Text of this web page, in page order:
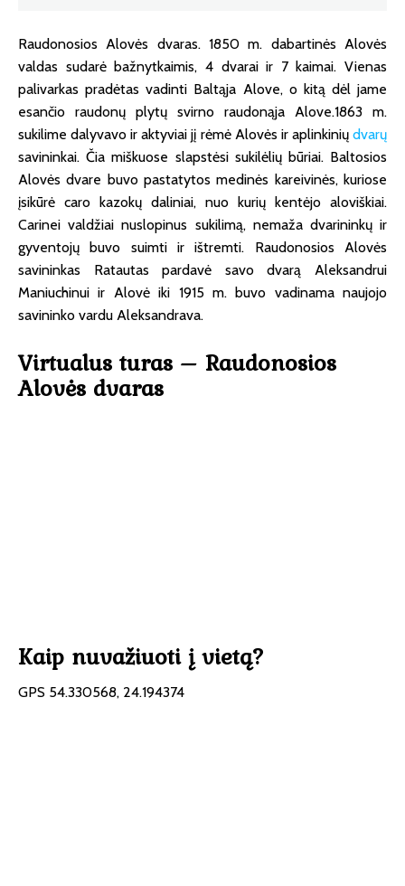
Raudonosios Alovės dvaras. 1850 m. dabartinės Alovės
valdas sudarė bažnytkaimis, 4 dvarai ir 7 kaimai. Vienas
palivarkas pradėtas vadinti Baltąja Alove, o kitą dėl jame
esančio raudonų plytų svirno raudonąja Alove.1863 m.
sukilime dalyvavo ir aktyviai jį rėmė Alovės ir aplinkinių dvarų
savininkai. Čia miškuose slapstėsi sukilėlių būriai. Baltosios
Alovės dvare buvo pastatytos medinės kareivinės, kuriose
įsikūrė caro kazokų daliniai, nuo kurių kentėjo aloviškiai.
Carinei valdžiai nuslopinus sukilimą, nemaža dvarininkų ir
gyventojų buvo suimti ir ištremti. Raudonosios Alovės
savininkas Ratautas pardavė savo dvarą Aleksandrui
Maniuchinui ir Alovė iki 1915 m. buvo vadinama naujojo
savininko vardu Aleksandrava.
Virtualus turas – Raudonosios
Alovės dvaras
Kaip nuvažiuoti į vietą?
GPS 54.330568, 24.194374